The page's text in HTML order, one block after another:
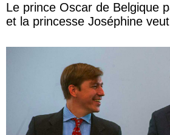
Le prince Oscar de Belgique
et la princesse Joséphine